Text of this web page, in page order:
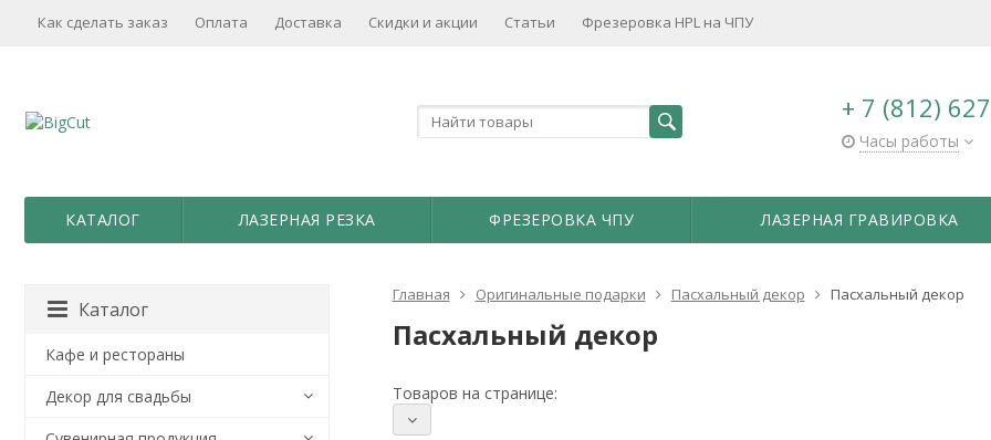
Как сделать заказ Оплата Доставка Скидки и акции Статьи Фрезеровка HPL на ЧПУ
+ 7 (812)
Часы работы
КАТАЛОГ ЛАЗЕРНАЯ РЕЗКА ФРЕЗЕРОВКА ЧПУ ЛАЗЕРНАЯ ГРАВИРОВКА
Главная Оригинальные подарки Пасхальный декор Пасхальный декор
Пасхальный декор
Товаров на странице:
Каталог
Кафе и рестораны
Декор для свадьбы